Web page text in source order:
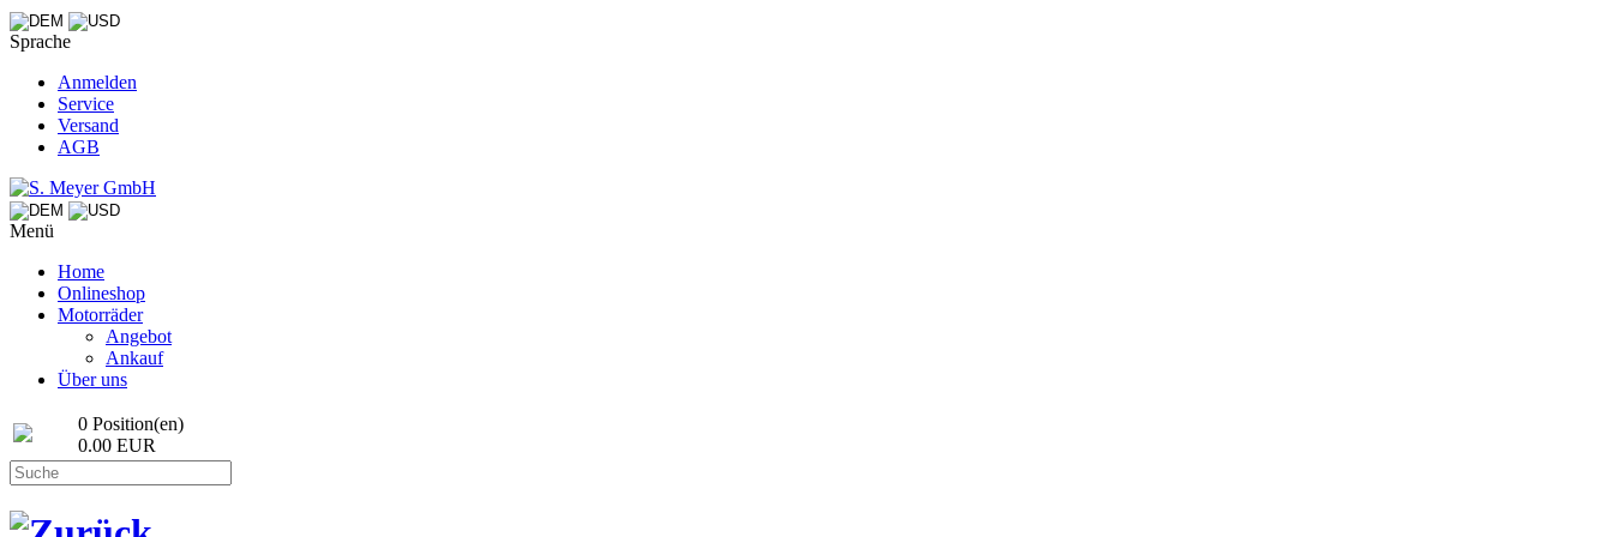
Sprache
Anmelden
Service
Versand
AGB
Menü
Home
Onlineshop
Motorräder
Angebot
Ankauf
Über uns
0 Position(en)
0.00 EUR